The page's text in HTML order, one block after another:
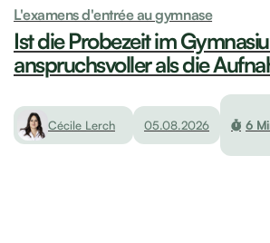
L'examens d'entrée au gymnase
Ist die Probezeit im
anspruchsvoller als die
Cécile Lerch 05.08.2026 6